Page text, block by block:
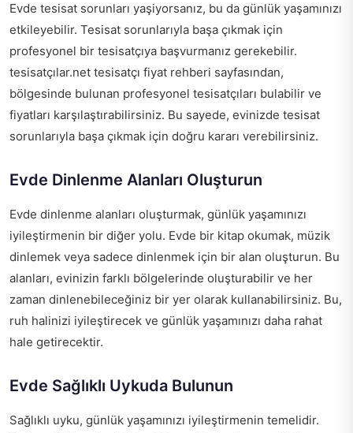
Evde tesisat sorunları yaşiyorsanız, bu da günlük yaşamınızı
etkileyebilir. Tesisat sorunlarıyla başa çıkmak için
profesyonel bir tesisatçıya başvurmanız gerekebilir.
tesisatçılar.net tesisatçı fiyat rehberi sayfasından,
bölgesinde bulunan profesyonel tesisatçıları bulabilir ve
fiyatları karşılaştırabilirsiniz. Bu sayede, evinizde tesisat
sorunlarıyla başa çıkmak için doğru kararı verebilirsiniz.
Evde Dinlenme Alanları Oluşturun
Evde dinlenme alanları oluşturmak, günlük yaşamınızı
iyileştirmenin bir diğer yolu. Evde bir kitap okumak, müzik
dinlemek veya sadece dinlenmek için bir alan oluşturun. Bu
alanları, evinizin farklı bölgelerinde oluşturabilir ve her
zaman dinlenebileceğiniz bir yer olarak kullanabilirsiniz. Bu,
ruh halinizi iyileştirecek ve günlük yaşamınızı daha rahat
hale getirecektir.
Evde Sağlıklı Uykuda Bulunun
Sağlıklı uyku, günlük yaşamınızı iyileştirmenin temelidir.